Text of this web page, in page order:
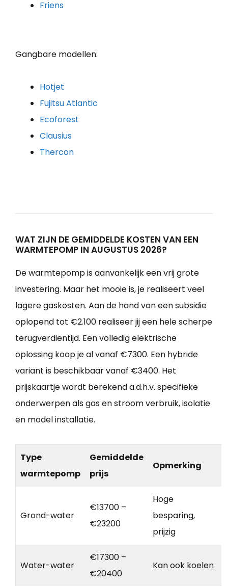
Friens
Gangbare modellen:
Hotjet
Fujitsu Atlantic
Ecoforest
Clausius
Thercon
WAT ZIJN DE GEMIDDELDE KOSTEN VAN EEN
WARMTEPOMP IN AUGUSTUS 2026?
De warmtepomp is aanvankelijk een vrij grote
investering. Maar het mooie is, je realiseert veel
lagere gaskosten. Aan de hand van een subsidie
oplopend tot €2.100 realiseer jij een hele scherpe
terugverdientijd. Een volledig elektrische
oplossing koop je al vanaf €7300. Een hybride
variant is beschikbaar vanaf €3400. Het
prijskaartje wordt berekend a.d.h.v. specifieke
onderwerpen als gas en stroom verbruik, isolatie
en model installatie.
Type
warmtepomp
Gemiddelde
prijs
Opmerking
Grond-water
€13700 –
€23200
Hoge
besparing,
prijzig
Water-water
€17300 –
€20400
Kan ook koelen